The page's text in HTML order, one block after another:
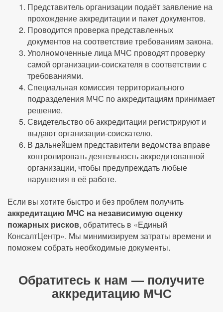
Представитель организации подаёт заявление на
прохождение аккредитации и пакет документов.
Проводится проверка представленных
документов на соответствие требованиям закона.
Уполномоченные лица МЧС проводят проверку
самой организации-соискателя в соответствии с
требованиями.
Специальная комиссия территориального
подразделения МЧС по аккредитациям принимает
решение.
Свидетельство об аккредитации регистрируют и
выдают организации-соискателю.
В дальнейшем представители ведомства вправе
контролировать деятельность аккредитованной
организации, чтобы предупреждать любые
нарушения в её работе.
Если вы хотите быстро и без проблем получить
аккредитацию МЧС на независимую оценку
пожарных рисков, обратитесь в «Единый
КонсалтЦентр». Мы минимизируем затраты времени и
поможем собрать необходимые документы.
Обратитесь к нам — получите
аккредитацию МЧС